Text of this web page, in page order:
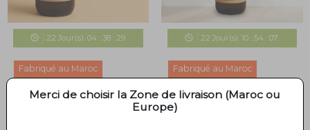
22 Jour(s). 04: 38: 29
Fabriqué au Maroc
Lotion Corporelle
22 Jour(s). 10 :54 :07
Fabriqué au Maroc
Gel Douche Rafraîchissant
à l'Huile d'Argan 100%
Merci de choisir la Zone de livraison (Maroc ou
Europe)